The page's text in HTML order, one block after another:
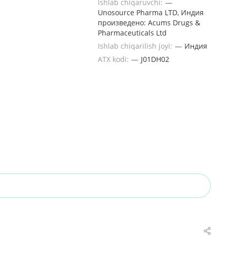
Ishlab chiqaruvchi: —
Unosourсe Pharma LTD, Индия
произведено: Acums Drugs &
Pharmaceuticals Ltd
Ishlab chiqarilish joyi: — Индия
ATX kodi: — J01DH02